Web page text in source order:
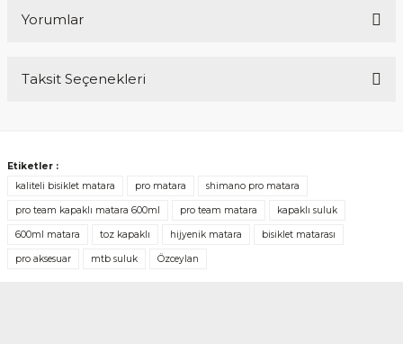
Yorumlar
Taksit Seçenekleri
Etiketler :
kaliteli bisiklet matara
pro matara shimano pro matara
pro team kapaklı matara 600ml pro team matara kapaklı suluk
600ml matara toz kapaklı hijyenik matara bisiklet matarası
pro aksesuar mtb suluk Özceylan